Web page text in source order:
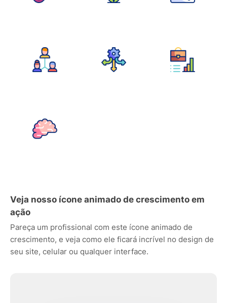
Veja nosso ícone animado de crescimento em
ação
Pareça um profissional com este ícone animado de
crescimento, e veja como ele ficará incrível no design de
seu site, celular ou qualquer interface.